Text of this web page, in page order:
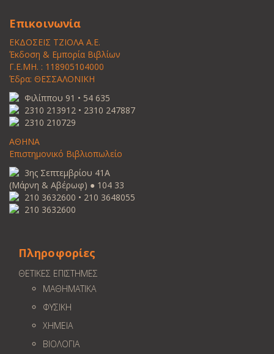
Επικοινωνία
ΕΚΔΟΣΕΙΣ ΤΖΙΟΛΑ Α.Ε.
Έκδοση & Εμπορία Βιβλίων
Γ.Ε.ΜΗ. : 118905104000
Έδρα: ΘΕΣΣΑΛΟΝΙΚΗ
Φιλίππου 91 • 54 635
2310 213912 • 2310 247887
2310 210729
ΑΘΗΝΑ
Επιστημονικό Βιβλιοπωλείο
3ης Σεπτεμβρίου 41Α
(Μάρνη & Αβέρωφ) ● 104 33
210 3632600 • 210 3648055
210 3632600
Πληροφορίες
ΘΕΤΙΚΕΣ ΕΠΙΣΤΗΜΕΣ
ΜΑΘΗΜΑΤΙΚΑ
ΦΥΣΙΚΗ
ΧΗΜΕΙΑ
ΒΙΟΛΟΓΙΑ